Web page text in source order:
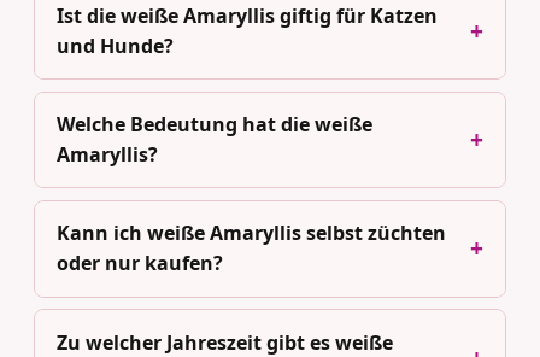
Ist die weiße Amaryllis giftig für Katzen
und Hunde?
Welche Bedeutung hat die weiße
Amaryllis?
Kann ich weiße Amaryllis selbst züchten
oder nur kaufen?
Zu welcher Jahreszeit gibt es weiße